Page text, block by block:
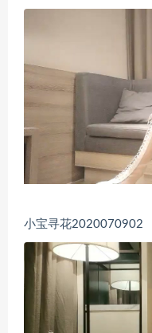
小宝寻花2020070902